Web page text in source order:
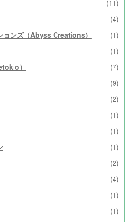
(11)
(4)
ョンズ（Abyss Creations）
(1)
(1)
）
(7)
(9)
(2)
(1)
(1)
(1)
(2)
(4)
(1)
(1)